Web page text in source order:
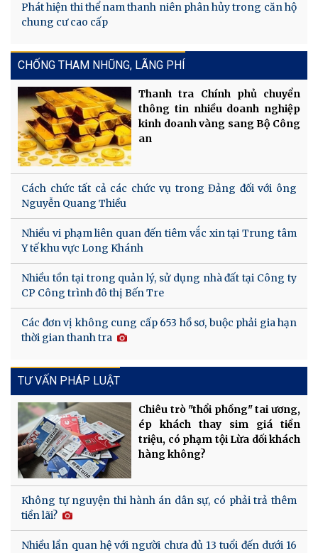
Phát hiện thi thể nam thanh niên phân hủy trong căn hộ
chung cư cao cấp
CHỐNG THAM NHŨNG, LÃNG PHÍ
Thanh tra Chính phủ chuyển
thông tin nhiều doanh nghiệp
kinh doanh vàng sang Bộ Công
an
Cách chức tất cả các chức vụ trong Đảng đối với ông
Nguyễn Quang Thiều
Nhiều vi phạm liên quan đến tiêm vắc xin tại Trung tâm
Y tế khu vực Long Khánh
Nhiều tồn tại trong quản lý, sử dụng nhà đất tại Công ty
CP Công trình đô thị Bến Tre
Các đơn vị không cung cấp 653 hồ sơ, buộc phải gia hạn
thời gian thanh tra
TƯ VẤN PHÁP LUẬT
Chiêu trò "thổi phồng" tai ương,
ép khách thay sim giá tiền
triệu, có phạm tội Lừa dối khách
hàng không?
Không tự nguyện thi hành án dân sự, có phải trả thêm
tiền lãi?
Nhiều lần quan hệ với người chưa đủ 13 tuổi đến dưới 16